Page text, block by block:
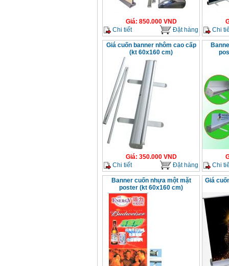
Giá: 850.000VND
Chi tiết
Đặt hàng
Chi
Giá cuốn banner nhôm cao cấp
(kt 60x160 cm)
Giá: 350.000VND
Chi tiết
Đặt hàng
Chi
Banner cuốn nhựa một mặt
poster (kt 60x160 cm)
Giá